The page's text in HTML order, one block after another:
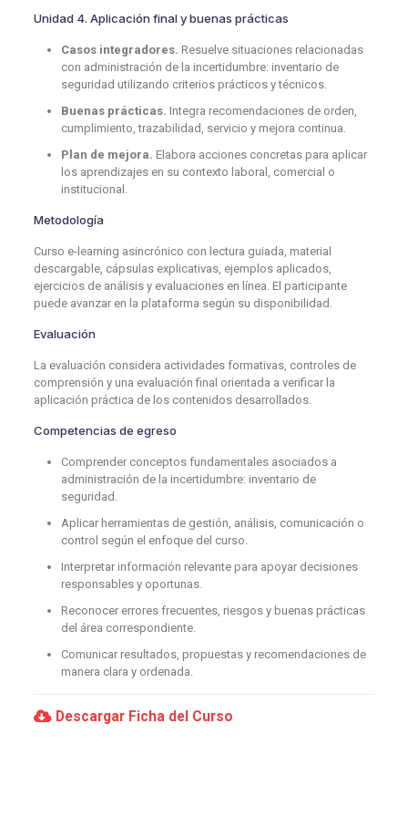
Unidad 4. Aplicación final y buenas prácticas
Casos integradores. Resuelve situaciones relacionadas
con administración de la incertidumbre: inventario de
seguridad utilizando criterios prácticos y técnicos.
Buenas prácticas. Integra recomendaciones de orden,
cumplimiento, trazabilidad, servicio y mejora continua.
Plan de mejora. Elabora acciones concretas para aplicar
los aprendizajes en su contexto laboral, comercial o
institucional.
Metodología
Curso e-learning asincrónico con lectura guiada, material
descargable, cápsulas explicativas, ejemplos aplicados,
ejercicios de análisis y evaluaciones en línea. El participante
puede avanzar en la plataforma según su disponibilidad.
Evaluación
La evaluación considera actividades formativas, controles de
comprensión y una evaluación final orientada a verificar la
aplicación práctica de los contenidos desarrollados.
Competencias de egreso
Comprender conceptos fundamentales asociados a
administración de la incertidumbre: inventario de
seguridad.
Aplicar herramientas de gestión, análisis, comunicación o
control según el enfoque del curso.
Interpretar información relevante para apoyar decisiones
responsables y oportunas.
Reconocer errores frecuentes, riesgos y buenas prácticas
del área correspondiente.
Comunicar resultados, propuestas y recomendaciones de
manera clara y ordenada.
Descargar Ficha del Curso